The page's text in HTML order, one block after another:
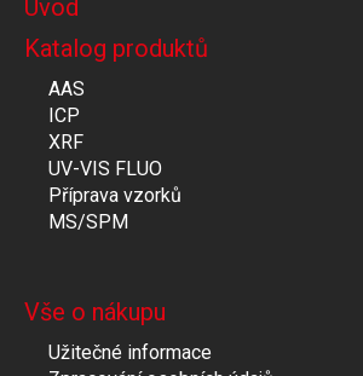
Úvod
Katalog produktů
AAS
ICP
XRF
UV-VIS FLUO
Příprava vzorků
MS/SPM
Vše o nákupu
Užitečné informace